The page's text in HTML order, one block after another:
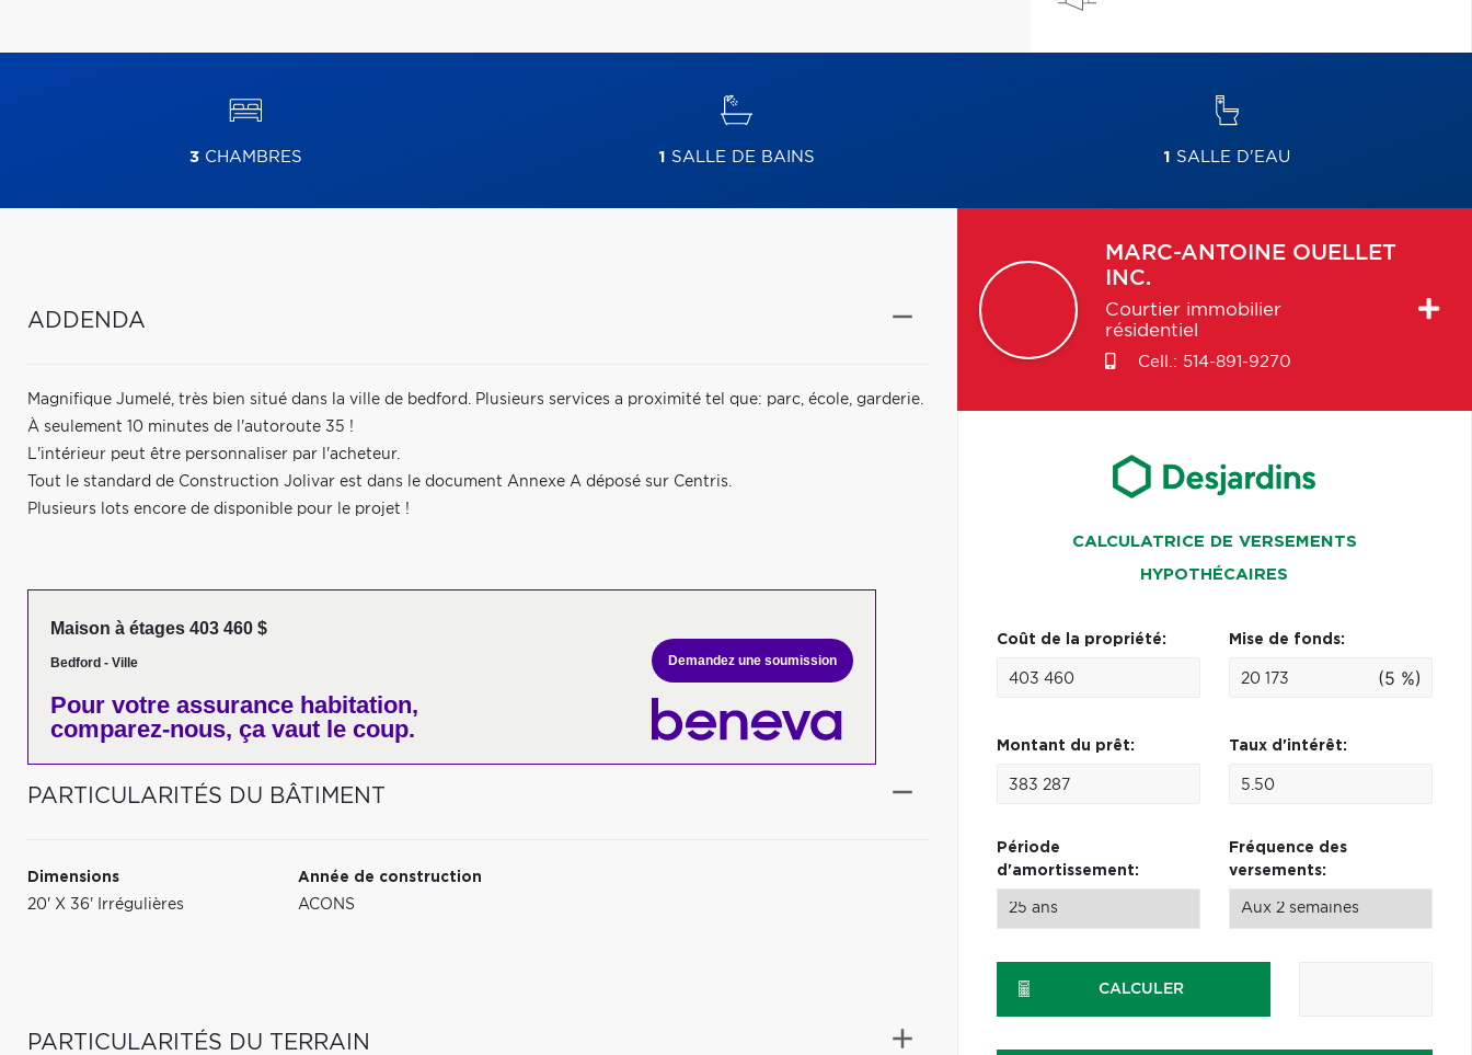
3CHAMBRES 1 SALLE DE BAINS 1 SALLE D'EAU
ADDENDA
Magnifique Jumelé, très bien situé dans la ville de bedford. Plusieurs services a proximité tel que: parc, école, garderie.
À seulement 10 minutes de l'autoroute 35 !
L'intérieur peut être personnaliser par l'acheteur.
Tout le standard de Construction Jolivar est dans le document Annexe A déposé sur Centris.
Plusieurs lots encore de disponible pour le projet !
Maison à étages 403 460 $
Bedford - Ville
Pour votre assurance habitation,
comparez-nous, ça vaut le coup.
Demandez une soumission
PARTICULARITÉS DU BÂTIMENT
Dimensions
20' X 36' Irrégulières
Année de construction
ACONS
PARTICULARITÉS DU TERRAIN
MARC-ANTOINE OUELLET
INC.
Courtier immobilier
résidentiel
Cell.: 514-891-9270
CALCULATRICE DE VERSEMENTS
HYPOTHÉCAIRES
Coût de la propriété: Mise de fonds:
(5 %)
Montant du prêt: Taux d'intérêt:
Période
d'amortissement:
Fréquence des
versements:
CALCULER